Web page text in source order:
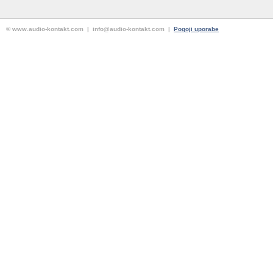
© www.audio-kontakt.com | info@audio-kontakt.com | Pogoji uporabe